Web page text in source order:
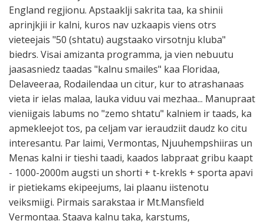
England regjionu. Apstaaklji sakrita taa, ka shinii
aprinjkjii ir kalni, kuros nav uzkaapis viens otrs
vieteejais "50 (shtatu) augstaako virsotnju kluba"
biedrs. Visai amizanta programma, ja vien nebuutu
jaasasniedz taadas "kalnu smailes" kaa Floridaa,
Delaveeraa, Rodailendaa un citur, kur to atrashanaas
vieta ir ielas malaa, lauka viduu vai mezhaa... Manupraat
vieniigais labums no "zemo shtatu" kalniem ir taads, ka
apmekleejot tos, pa celjam var ieraudziit daudz ko citu
interesantu. Par laimi, Vermontas, Njuuhempshiiras un
Menas kalni ir tieshi taadi, kaados labpraat gribu kaapt
- 1000-2000m augsti un shorti + t-krekls + sporta apavi
ir pietiekams ekipeejums, lai plaanu iistenotu
veiksmiigi. Pirmais sarakstaa ir Mt.Mansfield
Vermontaa. Staava kalnu taka, karstums,